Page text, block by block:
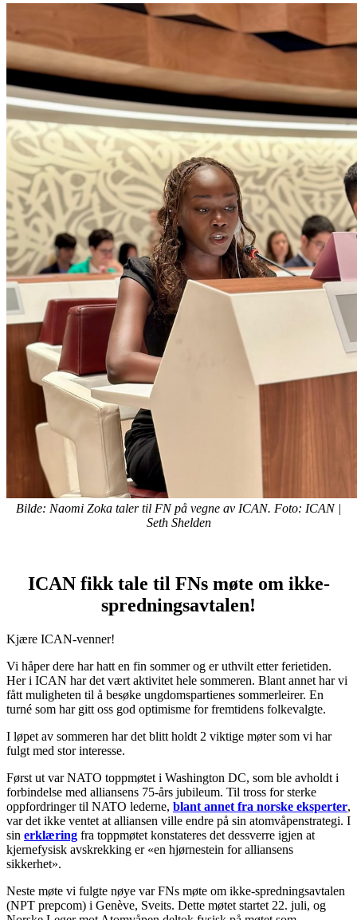
Bilde: Naomi Zoka taler til FN på vegne av ICAN. Foto: ICAN |
Seth Shelden
ICAN fikk tale til FNs møte om ikke-
spredningsavtalen!
Kjære ICAN-venner!
Vi håper dere har hatt en fin sommer og er uthvilt etter ferietiden.
Her i ICAN har det vært aktivitet hele sommeren. Blant annet har vi
fått muligheten til å besøke ungdomspartienes sommerleirer. En
turné som har gitt oss god optimisme for fremtidens folkevalgte.
I løpet av sommeren har det blitt holdt 2 viktige møter som vi har
fulgt med stor interesse.
Først ut var NATO toppmøtet i Washington DC, som ble avholdt i
forbindelse med alliansens 75-års jubileum. Til tross for sterke
oppfordringer til NATO lederne, blant annet fra norske eksperter,
var det ikke ventet at alliansen ville endre på sin atomvåpenstrategi. I
sin erklæring fra toppmøtet konstateres det dessverre igjen at
kjernefysisk avskrekking er «en hjørnestein for alliansens
sikkerhet».
Neste møte vi fulgte nøye var FNs møte om ikke-spredningsavtalen
(NPT prepcom) i Genève, Sveits. Dette møtet startet 22. juli, og